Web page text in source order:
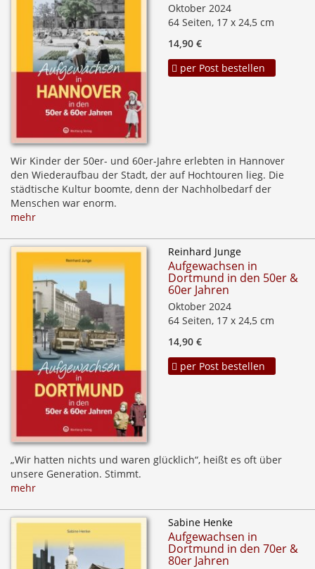
Oktober 2024
64 Seiten, 17 x 24,5 cm
14,90 €
per Post bestellen
Wir Kinder der 50er- und 60er-Jahre erlebten in Hannover
den Wiederaufbau der Stadt, der auf Hochtouren lieg. Die
städtische Kultur boomte, denn der Nachholbedarf der
Menschen war enorm.
mehr
Reinhard Junge
Aufgewachsen in
Dortmund in den 50er &
60er Jahren
Oktober 2024
64 Seiten, 17 x 24,5 cm
14,90 €
per Post bestellen
„Wir hatten nichts und waren glücklich“, heißt es oft über
unsere Generation. Stimmt.
mehr
Sabine Henke
Aufgewachsen in
Dortmund in den 70er &
80er Jahren